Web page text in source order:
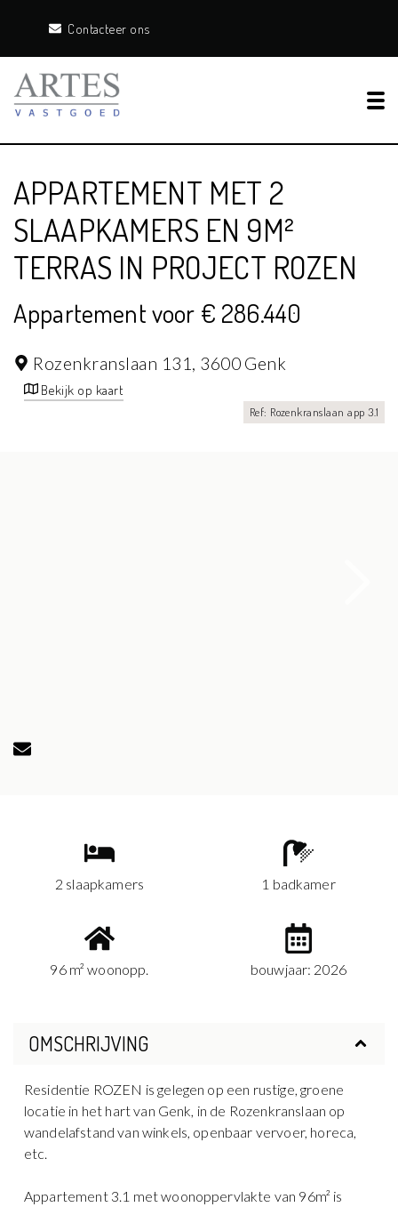
Contacteer ons
APPARTEMENT MET 2
SLAAPKAMERS EN 9M²
TERRAS IN PROJECT ROZEN
Appartement voor € 286.440
Rozenkranslaan 131, 3600 Genk
Bekijk op kaart
Ref: Rozenkranslaan app 3.1
2 slaapkamers 1 badkamer
96 m² woonopp. bouwjaar: 2026
OMSCHRIJVING
Residentie ROZEN is gelegen op een rustige, groene
locatie in het hart van Genk, in de Rozenkranslaan op
wandelafstand van winkels, openbaar vervoer, horeca,
etc.
Appartement 3.1 met woonoppervlakte van 96m² is